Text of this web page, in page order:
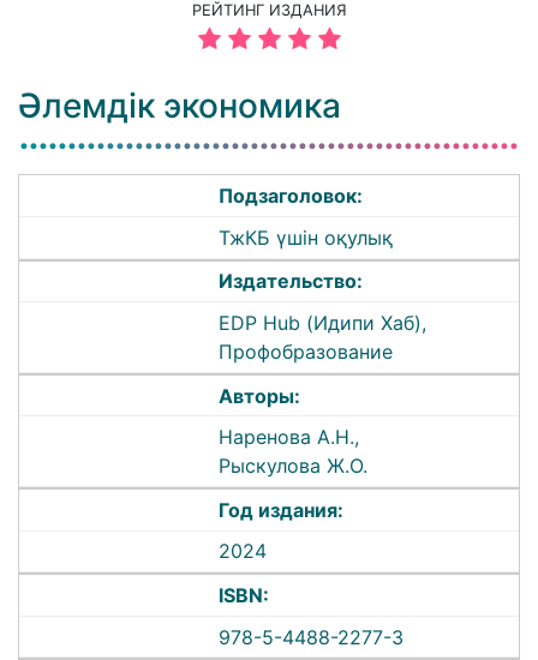
РЕЙТИНГ ИЗДАНИЯ
Әлемдік экономика
Подзаголовок:
ТжКБ үшін оқулық
Издательство:
EDP Hub (Идипи Хаб),
Профобразование
Авторы:
Наренова А.Н.,
Рыскулова Ж.О.
Год издания:
2024
ISBN:
978-5-4488-2277-3